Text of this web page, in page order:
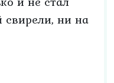
свирели, ни на